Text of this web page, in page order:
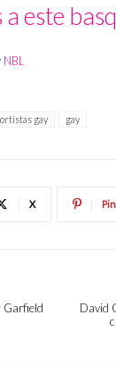
a este
NBL
gay gay
X
Garfield
David